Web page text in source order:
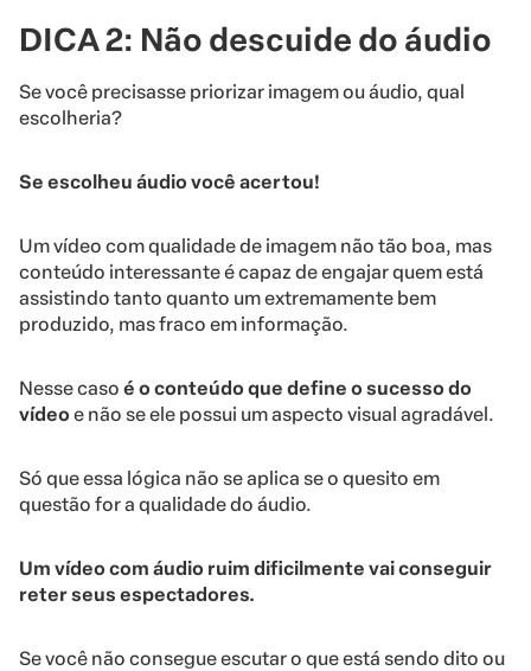
DICA 2: Não descuide do áudio
Se você precisasse priorizar imagem ou áudio, qual
escolheria?
Se escolheu áudio você acertou!
Um vídeo com qualidade de imagem não tão boa, mas
conteúdo interessante é capaz de engajar quem está
assistindo tanto quanto um extremamente bem
produzido, mas fraco em informação.
Nesse caso é o conteúdo que define o sucesso do
vídeo e não se ele possui um aspecto visual agradável.
Só que essa lógica não se aplica se o quesito em
questão for a qualidade do áudio.
Um vídeo com áudio ruim dificilmente vai conseguir
reter seus espectadores.
Se você não consegue escutar o que está sendo dito ou